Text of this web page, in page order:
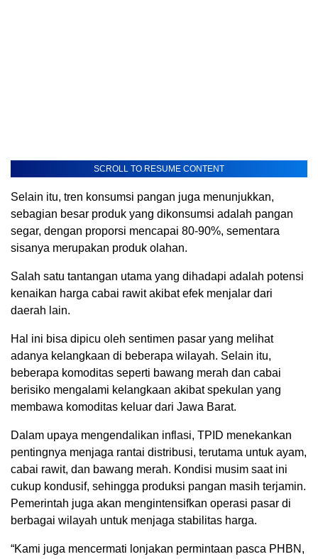
SCROLL TO RESUME CONTENT
Selain itu, tren konsumsi pangan juga menunjukkan,
sebagian besar produk yang dikonsumsi adalah pangan
segar, dengan proporsi mencapai 80-90%, sementara
sisanya merupakan produk olahan.
Salah satu tantangan utama yang dihadapi adalah potensi
kenaikan harga cabai rawit akibat efek menjalar dari
daerah lain.
Hal ini bisa dipicu oleh sentimen pasar yang melihat
adanya kelangkaan di beberapa wilayah. Selain itu,
beberapa komoditas seperti bawang merah dan cabai
berisiko mengalami kelangkaan akibat spekulan yang
membawa komoditas keluar dari Jawa Barat.
Dalam upaya mengendalikan inflasi, TPID menekankan
pentingnya menjaga rantai distribusi, terutama untuk ayam,
cabai rawit, dan bawang merah. Kondisi musim saat ini
cukup kondusif, sehingga produksi pangan masih terjamin.
Pemerintah juga akan mengintensifkan operasi pasar di
berbagai wilayah untuk menjaga stabilitas harga.
“Kami juga mencermati lonjakan permintaan pasca PHBN,